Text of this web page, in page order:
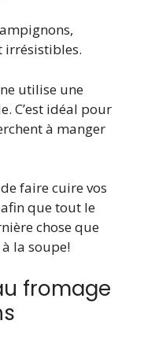
irrésistibles.
utilise une
C’est idéal pour
à manger
faire cuire vos
que tout le
chose que
à la soupe!
fromage